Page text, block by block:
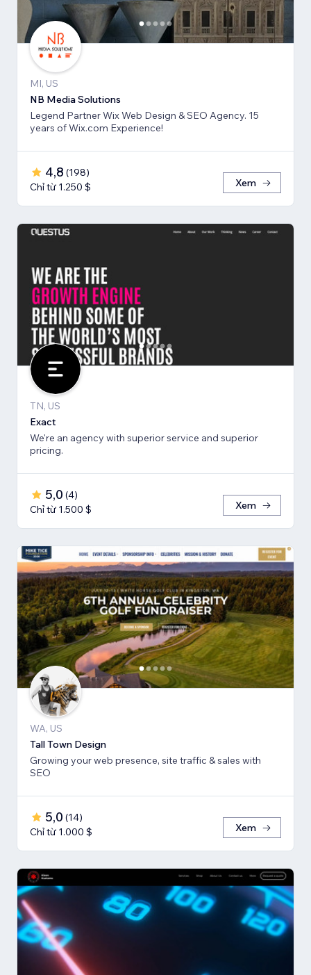
MI, US
NB Media Solutions
Legend Partner Wix Web Design & SEO Agency. 15
years of Wix.com Experience!
4,8 (198)
Chỉ từ 1.250 $
Xem
TN, US
Exact
We're an agency with superior service and superior
pricing.
5,0 (4)
Chỉ từ 1.500 $
Xem
WA, US
Tall Town Design
Growing your web presence, site traffic & sales with
SEO
5,0 (14)
Chỉ từ 1.000 $
Xem